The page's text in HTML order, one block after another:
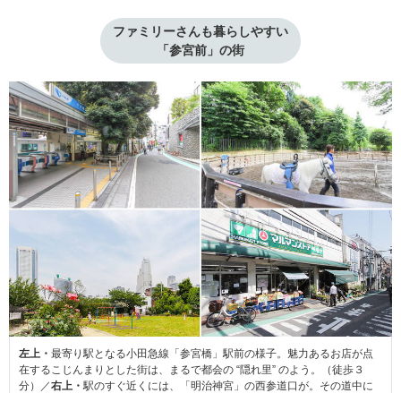
ファミリーさんも暮らしやすい
左上・ 最寄り駅となる小田急線「参宮橋」駅前の様子。魅力あるお店が点
在するこじんまりとした街は、まるで都会の “隠れ里” のよう。（徒歩３
分）／右上・駅のすぐ近くには、「明治神宮」の西参道口が。その道中に